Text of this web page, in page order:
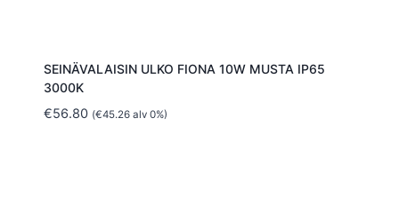
SEINÄVALAISIN ULKO FIONA 10W MUSTA IP65
3000K
€56.80 (€45.26alv 0%)